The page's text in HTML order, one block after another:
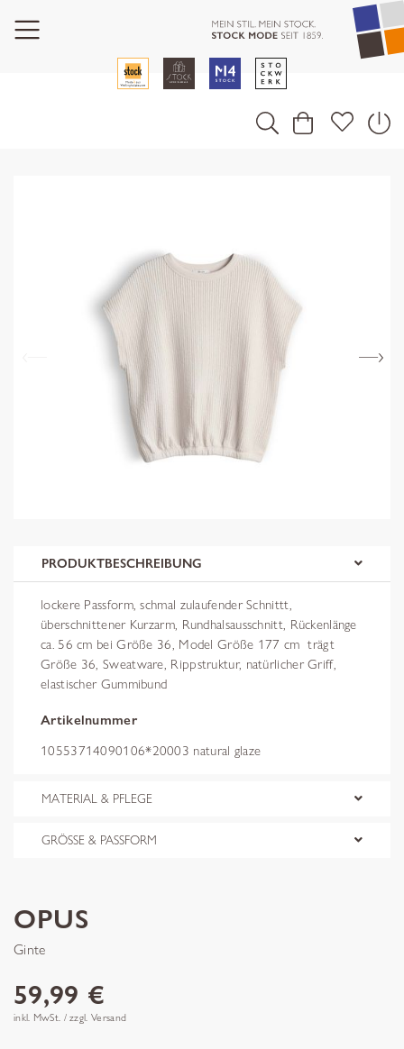
PRODUKTBESCHREIBUNG
lockere Passform, schmal zulaufender Schnittt,
überschnittener Kurzarm, Rundhalsausschnitt, Rückenlänge
ca. 56 cm bei Größe 36, Model Größe 177 cm  trägt
Größe 36, Sweatware, Rippstruktur, natürlicher Griff,
elastischer Gummibund
Artikelnummer
10553714090106*20003 natural glaze
MATERIAL & PFLEGE
GRÖSSE & PASSFORM
OPUS
Ginte
59,99 €
inkl. MwSt. / zzgl. Versand